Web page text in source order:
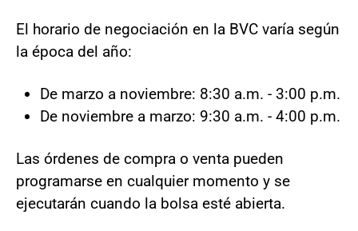
El horario de negociación en la BVC varía según
la época del año:
De marzo a noviembre: 8:30 a.m. - 3:00 p.m.
De noviembre a marzo: 9:30 a.m. - 4:00 p.m.
Las órdenes de compra o venta pueden
programarse en cualquier momento y se
ejecutarán cuando la bolsa esté abierta.